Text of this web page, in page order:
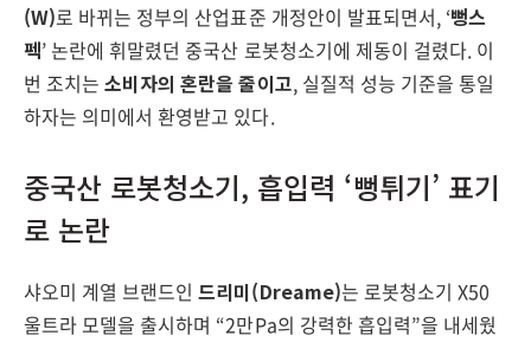
(W)로 바뀌는 정부의 산업표준 개정안이 발표되면서, ‘뻥스
펙’ 논란에 휘말렸던 중국산 로봇청소기에 제동이 걸렸다. 이
번 조치는소비자의 혼란을 줄이고, 실질적 성능 기준을 통일
하자는 의미에서 환영받고 있다.
중국산 로봇청소기, 흡입력 ‘뻥튀기’ 표기
로 논란
샤오미 계열 브랜드인드리미(Dreame)는 로봇청소기 X50
울트라 모델을 출시하며 “2만Pa의 강력한 흡입력”을 내세웠